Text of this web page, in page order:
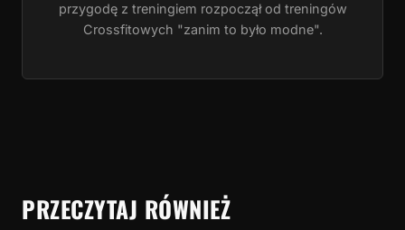
przygodę z treningiem rozpoczął od treningów
Crossfitowych "zanim to było modne".
PRZECZYTAJ RÓWNIEŻ